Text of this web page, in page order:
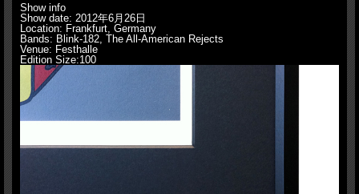
Show info
Show date: 2012年6月26日
Location: Frankfurt, Germany
Bands: Blink-182, The All-American Rejects
Venue: Festhalle
Edition Size:100